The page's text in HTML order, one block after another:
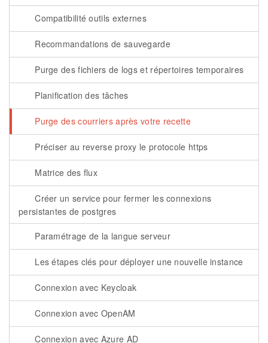
Compatibilité outils externes
Recommandations de sauvegarde
Purge des fichiers de logs et répertoires temporaires
Planification des tâches
Purge des courriers après votre recette
Préciser au reverse proxy le protocole https
Matrice des flux
Créer un service pour fermer les connexions
persistantes de postgres
Paramétrage de la langue serveur
Les étapes clés pour déployer une nouvelle instance
Connexion avec Keycloak
Connexion avec OpenAM
Connexion avec Azure AD